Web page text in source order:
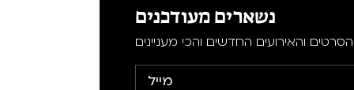
נשארים מעודכנים
והאירועים החדשים והכי מעניינים